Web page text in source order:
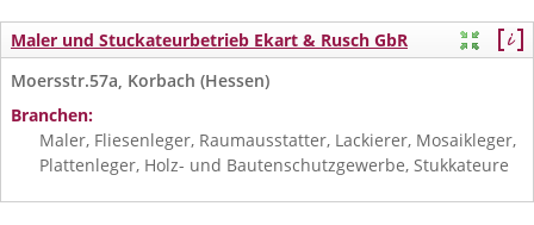
Maler und Stuckateurbetrieb Ekart & Rusch GbR
Moersstr.57a, Korbach (Hessen)
Branchen:
Maler, Fliesenleger, Raumausstatter, Lackierer, Mosaikleger,
Plattenleger, Holz- und Bautenschutzgewerbe, Stukkateure